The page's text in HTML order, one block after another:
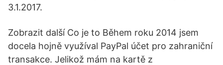
3.1.2017.
Zobrazit další Co je to Během roku 2014 jsem
docela hojně využíval PayPal účet pro zahraniční
transakce. Jelikož mám na kartě z